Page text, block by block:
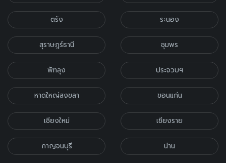
ตรัง ระนอง
สุราษฎร์ธานี ชุมพร
พัทลุง ประจวบฯ
หาดใหญ่สงขลา ขอนแก่น
เชียงใหม่ เชียงราย
กาญจนบุรี น่าน